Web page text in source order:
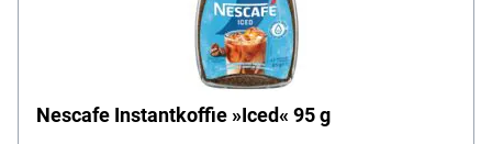
Nescafe Instantkoffie »Iced« 95 g